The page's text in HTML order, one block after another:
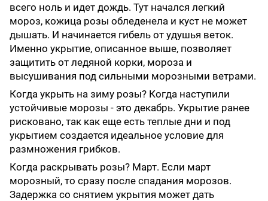
всего ноль и идет дождь. Тут начался легкий
мороз, кожица розы обледенела и куст не может
дышать. И начинается гибель от удушья веток.
Именно укрытие, описанное выше, позволяет
защитить от ледяной корки, мороза и
высушивания под сильными морозными ветрами.
Когда укрыть на зиму розы? Когда наступили
устойчивые морозы - это декабрь. Укрытие ранее
рисковано, так как еще есть теплые дни и под
укрытием создается идеальное условие для
размножения грибков.
Когда раскрывать розы? Март. Если март
морозный, то сразу после спадания морозов.
Задержка со снятием укрытия может дать